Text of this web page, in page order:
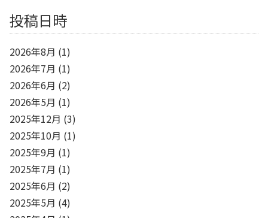
投稿日時
2026年8月 (1)
2026年7月 (1)
2026年6月 (2)
2026年5月 (1)
2025年12月 (3)
2025年10月 (1)
2025年9月 (1)
2025年7月 (1)
2025年6月 (2)
2025年5月 (4)